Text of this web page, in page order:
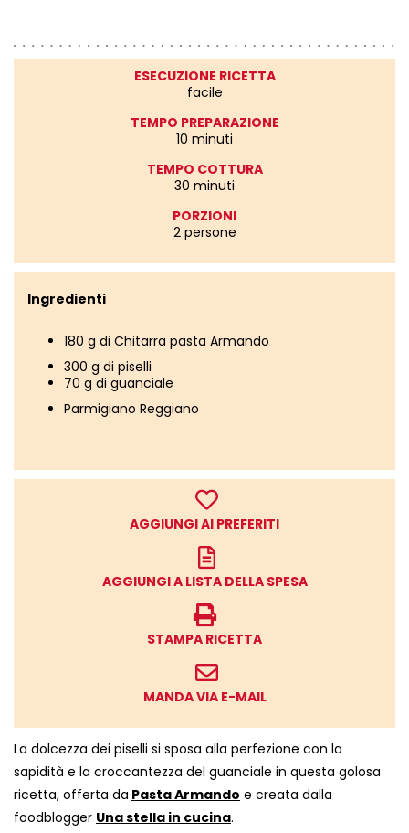
ESECUZIONE RICETTA
facile
TEMPO PREPARAZIONE
10 minuti
TEMPO COTTURA
30 minuti
PORZIONI
2 persone
Ingredienti
180 g di Chitarra pasta Armando
300 g di piselli
70 g di guanciale
Parmigiano Reggiano
AGGIUNGI AI PREFERITI
AGGIUNGI A LISTA DELLA SPESA
STAMPA RICETTA
MANDA VIA E-MAIL
La dolcezza dei piselli si sposa alla perfezione con la
sapidità e la croccantezza del guanciale in questa golosa
ricetta, offerta da Pasta Armando e creata dalla
foodblogger Una stella in cucina.